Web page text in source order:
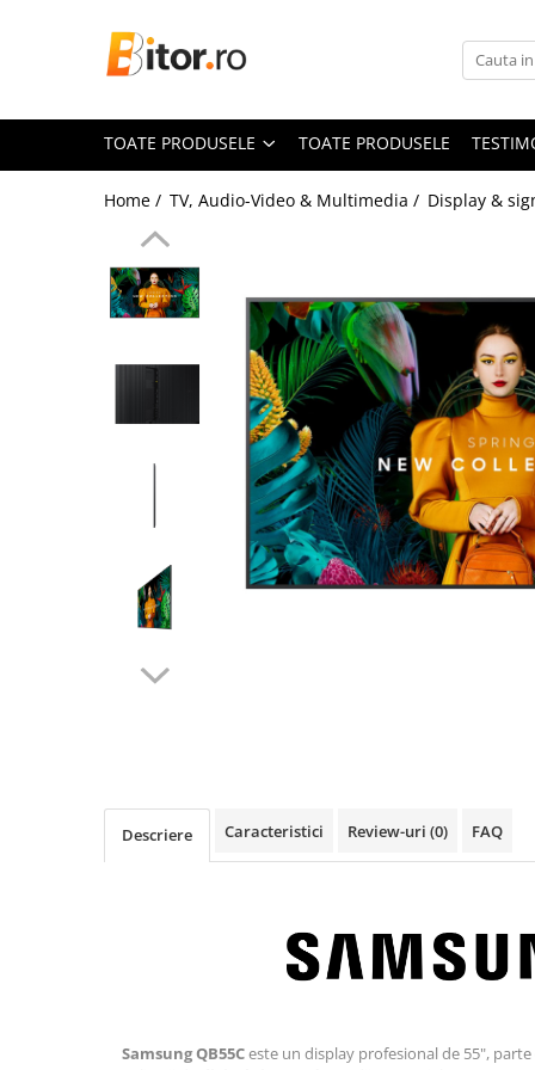
Toate Produsele
Laptop-uri Gaming
Laptop-uri Workstation
Desktop PC
Desktop Business
Imprimante, Scannere,
Imprimante & Multifuncționale
Imprimante Cerneală
Imprimante Matriciale
Multifuncțional Laser Mono
Cerneală & Cap de Printare
Consumabile - toner
Imprimante Large Format Printer
TOATE PRODUSELE TOATE PRODUSELE
Home / TV, Audio-Video & Multimedia / Display &
Descriere Caracteristici Review-uri (0) FAQ
Samsung QB55Ceste un display profesional de 55",